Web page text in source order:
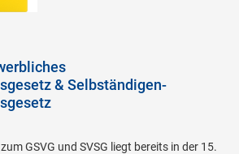
& Selbständigen-
GSVG und SVSG liegt bereits in der 15.